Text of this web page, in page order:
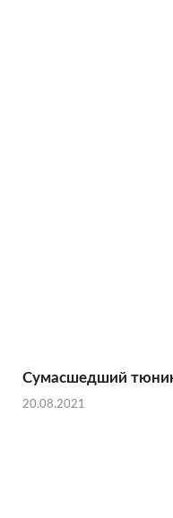
Сумасшедший
20.08.2021